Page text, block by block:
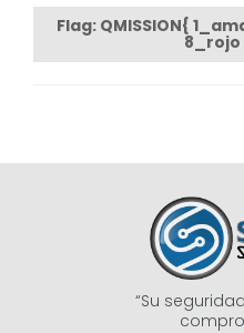
Flag: QMISSION{
8_rojo
“Su